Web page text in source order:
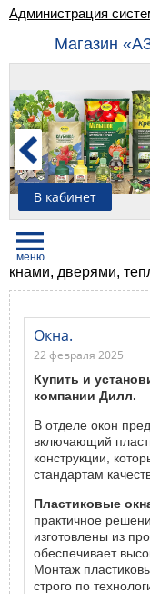
Администрация
Магазин
В кабинет
теплицами,
Окна.
22 февраля 2025
Купить и
компании Дилл.
В отделе окон
включающий
конструкции,
стандартам
Пластиковые
практичное
изготовлены из
обеспечивает
Монтаж
строго по